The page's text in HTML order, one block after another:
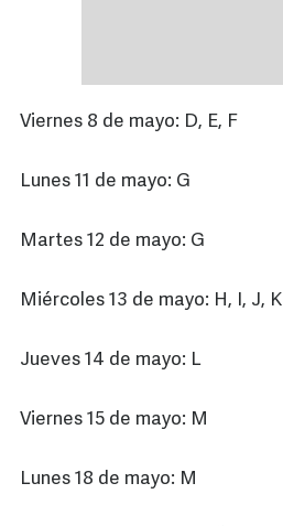
Viernes 8 de mayo: D, E, F
Lunes 11 de mayo: G
Martes 12 de mayo: G
Miércoles 13 de mayo: H, I, J, K
Jueves 14 de mayo: L
Viernes 15 de mayo: M
Lunes 18 de mayo: M